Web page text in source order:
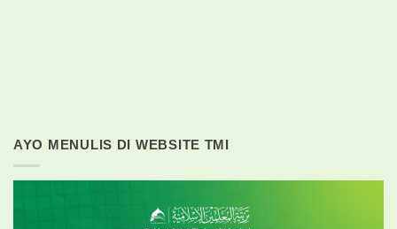
AYO MENULIS DI WEBSITE TMI